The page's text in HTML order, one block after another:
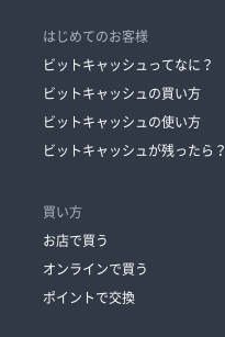
はじめてのお客様
ビットキャッシュってなに？
ビットキャッシュの買い方
ビットキャッシュの使い方
ビットキャッシュが残ったら？
買い方
お店で買う
オンラインで買う
ポイントで交換